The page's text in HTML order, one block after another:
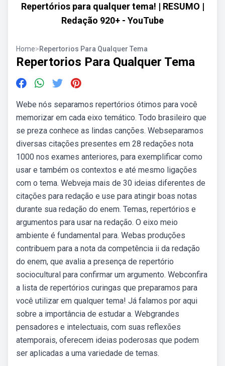
Repertórios para qualquer tema! | RESUMO |
Redação 920+ - YouTube
Home>Repertorios Para Qualquer Tema
Repertorios Para Qualquer Tema
Webe nós separamos repertórios ótimos para você
memorizar em cada eixo temático. Todo brasileiro que
se preza conhece as lindas canções. Webseparamos
diversas citações presentes em 28 redações nota
1000 nos exames anteriores, para exemplificar como
usar e também os contextos e até mesmo ligações
com o tema. Webveja mais de 30 ideias diferentes de
citações para redação e use para atingir boas notas
durante sua redação do enem. Temas, repertórios e
argumentos para usar na redação. O eixo meio
ambiente é fundamental para. Webas produções
contribuem para a nota da competência ii da redação
do enem, que avalia a presença de repertório
sociocultural para confirmar um argumento. Webconfira
a lista de repertórios curingas que preparamos para
você utilizar em qualquer tema! Já falamos por aqui
sobre a importância de estudar a. Webgrandes
pensadores e intelectuais, com suas reflexões
atemporais, oferecem ideias poderosas que podem
ser aplicadas a uma variedade de temas.